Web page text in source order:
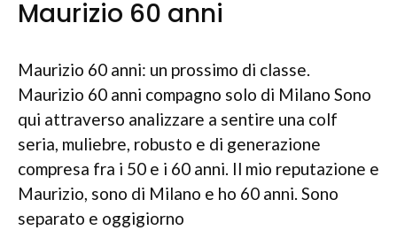
Maurizio 60 anni
Maurizio 60 anni: un prossimo di classe.
Maurizio 60 anni compagno solo di Milano Sono
qui attraverso analizzare a sentire una colf
seria, muliebre, robusto e di generazione
compresa fra i 50 e i 60 anni. Il mio reputazione e
Maurizio, sono di Milano e ho 60 anni. Sono
separato e oggigiorno